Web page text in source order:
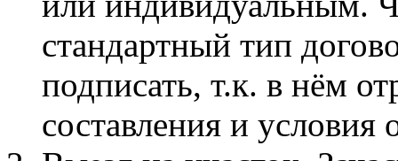
стандартный тип
подписать, т.к. в нём
составления и условия